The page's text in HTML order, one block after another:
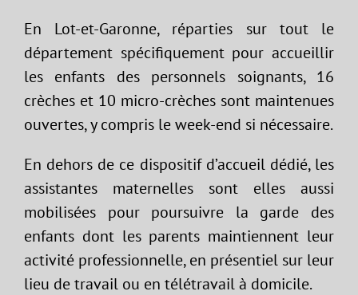
En Lot-et-Garonne, réparties sur tout le
département spécifiquement pour accueillir
les enfants des personnels soignants, 16
crèches et 10 micro-crèches sont maintenues
ouvertes, y compris le week-end si nécessaire.
En dehors de ce dispositif d’accueil dédié, les
assistantes maternelles sont elles aussi
mobilisées pour poursuivre la garde des
enfants dont les parents maintiennent leur
activité professionnelle, en présentiel sur leur
lieu de travail ou en télétravail à domicile.